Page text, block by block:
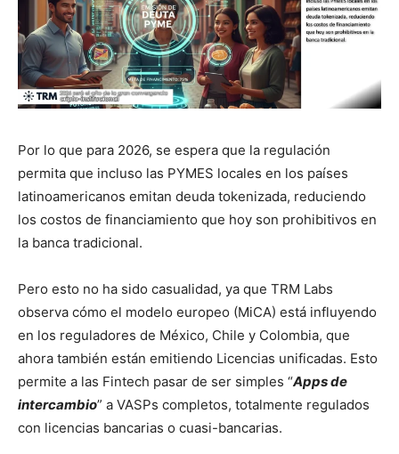
Por lo que para 2026, se espera que la regulación
permita que incluso las PYMES locales en los países
latinoamericanos emitan deuda tokenizada, reduciendo
los costos de financiamiento que hoy son prohibitivos en
la banca tradicional.
Pero esto no ha sido casualidad, ya que TRM Labs
observa cómo el modelo europeo (MiCA) está influyendo
en los reguladores de México, Chile y Colombia, que
ahora también están emitiendo Licencias unificadas. Esto
permite a las Fintech pasar de ser simples “Apps de
intercambio” a VASPs completos, totalmente regulados
con licencias bancarias o cuasi-bancarias.